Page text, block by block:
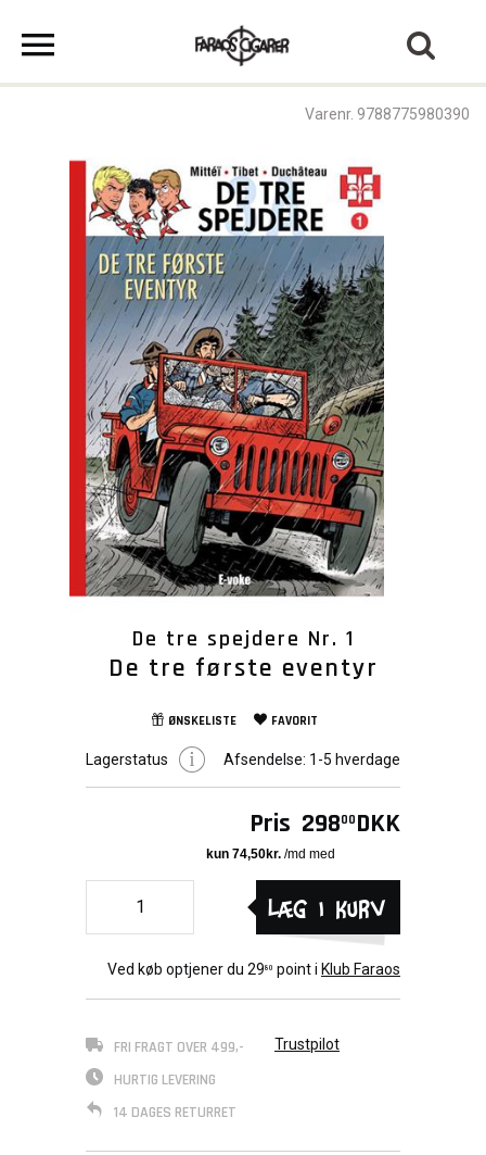
Varenr. 9788775980390
De tre spejdere Nr. 1
De tre første eventyr
ØNSKELISTE FAVORIT
Lagerstatus Afsendelse: 1-5 hverdage
Pris 29800 DKK
Læg i kurv
Ved køb optjener du 2980 point i Klub Faraos
FRI FRAGT OVER 499,-
HURTIG LEVERING
14 DAGES RETURRET
Trustpilot